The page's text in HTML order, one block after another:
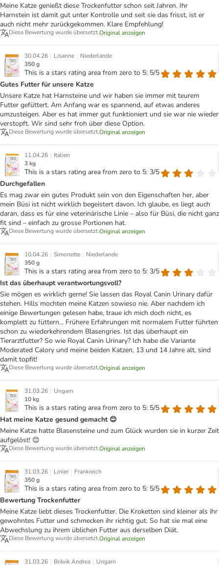
Meine Katze genießt diese Trockenfutter schon seit Jahren. Ihr
Harnstein ist damit gut unter Kontrolle und seit sie das frisst, ist er
auch nicht mehr zurückgekommen. Klare Empfehlung!
Diese Bewertung wurde übersetzt.Original anzeigen
30.04.26 | Lisanne | Niederlande
350 g
This is a stars rating area from zero to 5: 5/5
Gutes Futter für unsere Katze
Unsere Katze hat Harnsteine und wir haben sie immer mit teurem
Futter gefüttert. Am Anfang war es spannend, auf etwas anderes
umzusteigen. Aber es hat immer gut funktioniert und sie war nie wieder
verstopft. Wir sind sehr froh über diese Option.
Diese Bewertung wurde übersetzt.Original anzeigen
11.04.26 | Italien
3 kg
This is a stars rating area from zero to 5: 3/5
Durchgefallen
Es mag zwar ein gutes Produkt sein von den Eigenschaften her, aber
mein Büsi ist nicht wirklich begeistert davon. Ich glaube, es liegt auch
daran, dass es für eine veterinärische Linie – also für Büsi, die nicht ganz
fit sind – einfach zu grosse Portionen hat.
Diese Bewertung wurde übersetzt.Original anzeigen
10.04.26 | Simonette | Niederlande
350 g
This is a stars rating area from zero to 5: 3/5
Ist das überhaupt verantwortungsvoll?
Sie mögen es wirklich gerne! Sie lassen das Royal Canin Urinary dafür
stehen. Hills mochten meine Katzen sowieso nie. Aber nachdem ich
einige Bewertungen gelesen habe, traue ich mich doch nicht, es
komplett zu füttern... Frühere Erfahrungen mit normalem Futter führten
schon zu wiederkehrendem Blasengries. Ist das überhaupt ein
Tierarztfutter? So wie Royal Canin Urinary? Ich habe die Variante
Moderated Calory und meine beiden Katzen, 13 und 14 Jahre alt, sind
damit topfit!
Diese Bewertung wurde übersetzt.Original anzeigen
31.03.26 | Ungarn
10 kg
This is a stars rating area from zero to 5: 5/5
Hat meine Katze gesund gemacht 😊
Meine Katze hatte Blasensteine und zum Glück wurden sie in kurzer Zeit
aufgelöst! 😊
Diese Bewertung wurde übersetzt.Original anzeigen
31.03.26 | Linier | Frankreich
350 g
This is a stars rating area from zero to 5: 5/5
Bewertung Trockenfutter
Meine Katze liebt dieses Trockenfutter. Die Kroketten sind kleiner als ihr
gewohntes Futter und schmecken ihr richtig gut. So hat sie mal eine
Abwechslung zu ihrem üblichen Futter aus derselben Diät.
Diese Bewertung wurde übersetzt.Original anzeigen
31.03.26 | Brávik Andrea | Ungarn